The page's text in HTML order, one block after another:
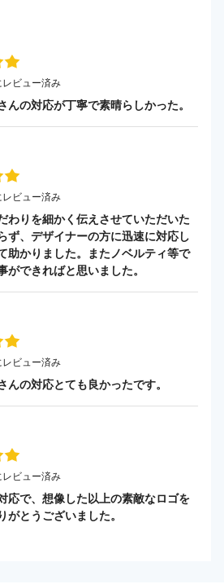
ビュー済み
んの対応が丁寧で素晴らしかった。
ビュー済み
わりを細かく伝えさせていただいた
ず、デザイナーの方に迅速に対応し
助かりました。またノベルティ等で
ができればと思いました。
ビュー済み
んの対応とても良かったです。
ビュー済み
応で、想像した以上の素敵なロゴを
がとうございました。